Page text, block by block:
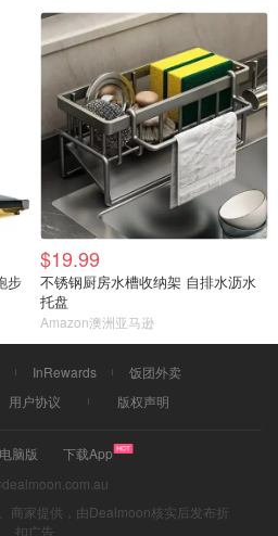
步
$19.99
不锈钢厨房水槽收纳架 自排水沥水
托盘
Amazon澳洲亚马逊
InRewards
饭团外卖
用户协议 版权声明
电脑版
下载App
商家提供，由Dealmoon核实后发布折
扣广告